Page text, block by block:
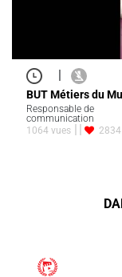
|
BUT Métiers du
Responsable de
communication
1064 vues
2834